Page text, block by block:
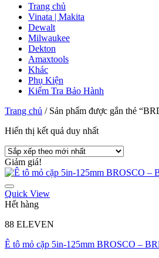
Trang chủ
Vinata | Makita
Dewalt
Milwaukee
Dekton
Amaxtools
Khác
Phụ Kiện
Kiểm Tra Bảo Hành
Trang chủ /Sản phẩm được gắn thẻ
Hiển thị kết quả duy nhất
Giảm giá!
Quick View
Hết hàng
88 ELEVEN
Ê tô mỏ cặp 5in-125mm BROSCO –